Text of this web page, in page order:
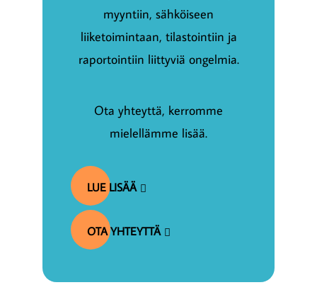
myyntiin, sähköiseen
liiketoimintaan, tilastointiin ja
raportointiin liittyviä ongelmia.
Ota yhteyttä, kerromme
mielellämme lisää.
LUE LISÄÄ
OTA YHTEYTTÄ